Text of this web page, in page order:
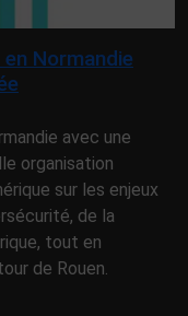
Normandie
avec une
organisation
sur les enjeux
de la
tout en
de Rouen.